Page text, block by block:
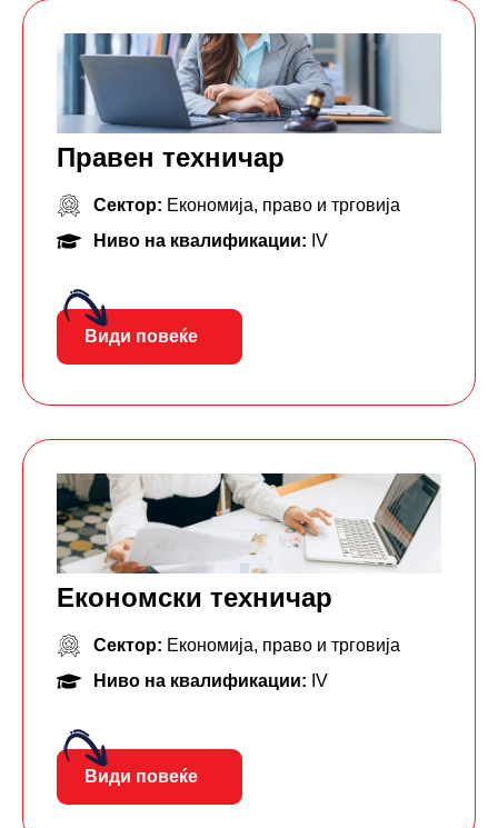
Правен техничар
Сектор: Економија, право и трговија
Ниво на квалификации: IV
Види повеќе
Економски техничар
Сектор: Економија, право и трговија
Ниво на квалификации: IV
Види повеќе